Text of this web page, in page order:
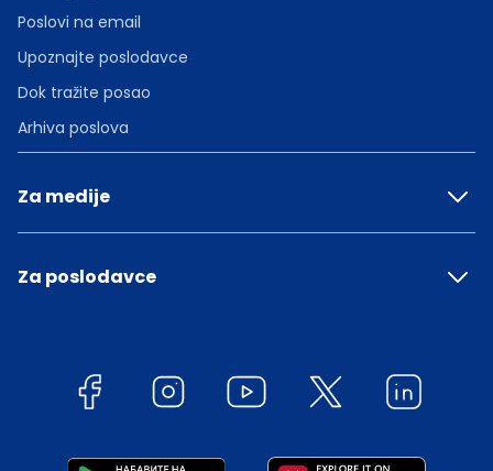
Poslovi na email
Upoznajte poslodavce
Dok tražite posao
Arhiva poslova
Za medije
Za poslodavce